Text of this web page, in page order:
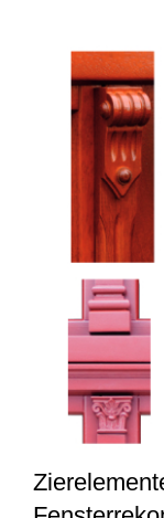
Skandinavische
Stahlfenster
Verglasung
Textilscreens
Insektenschutz
WEITERE ZUBEHÖRTEILE
Tür- und
Folienfächer /
Griffe
Insektenschutz
Rahmenlose
Sprossenfenster
Fensterbeschläge
Smart-Home